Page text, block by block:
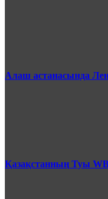
Алаш астанасында
Қазақстанның Туы